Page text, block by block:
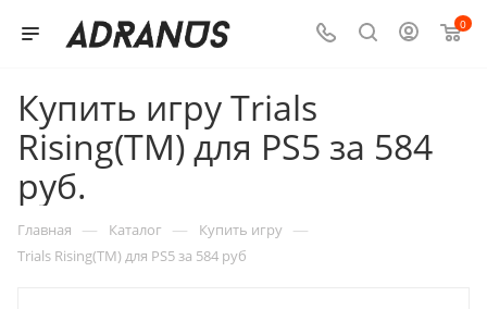
0
Купить игру Trials
Rising(TM) для PS5 за 584
руб.
Главная — Каталог — Купить игру —
Trials Rising(TM) для PS5 за 584 руб